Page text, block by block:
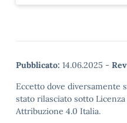
Pubblicato: 14.06.2025 -
Eccetto dove diversamente
stato rilasciato sotto
Attribuzione 4.0 Italia.